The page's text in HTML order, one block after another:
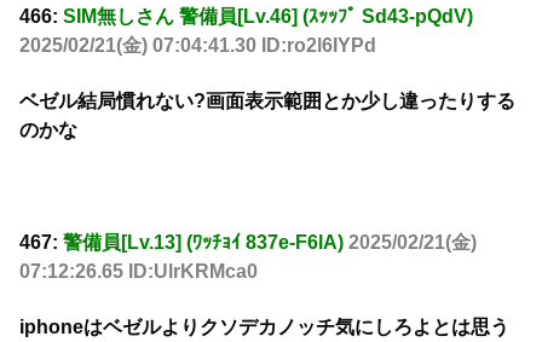
466: SIM無しさん 警備員[Lv.46] (ｽｯｯﾌﾟ Sd43-pQdV)
2025/02/21(金) 07:04:41.30 ID:ro2l6IYPd
ベゼル結局慣れない?画面表示範囲とか少し違ったりする
のかな
467: 警備員[Lv.13] (ﾜｯﾁｮｲ 837e-F6lA) 2025/02/21(金)
07:12:26.65 ID:UlrKRMca0
iphoneはベゼルよりクソデカノッチ気にしろよとは思う